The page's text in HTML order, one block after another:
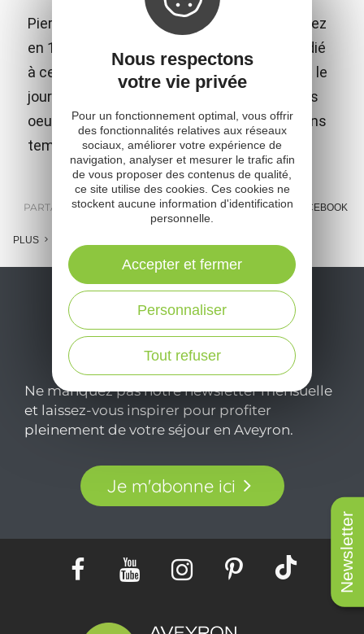
Newsletter
Pierre Soulages, peintre et graveur né à Rodez
en 1919, est décédé en 2022. Un musée dédié
à cet artiste de notoriété internationale voit le
jour en 2014 dans sa ville natale. Il abrite des
oeuvres de l'artiste et de grandes expositions
temporaires.
PARTAGER : E-MAIL MESSENGER FACEBOOK
PLUS
Ne manquez pas notre newsletter mensuelle
et laissez-vous inspirer pour profiter
pleinement de votre séjour en Aveyron.
Je m'abonne ici
Nous respectons
votre vie privée
Pour un fonctionnement optimal, vous offrir
des fonctionnalités relatives aux réseaux
sociaux, améliorer votre expérience de
navigation, analyser et mesurer le trafic afin
de vous proposer des contenus de qualité,
ce site utilise des cookies. Ces cookies ne
stockent aucune information d'identification
personnelle.
Tout refuser
Personnaliser
Accepter et fermer